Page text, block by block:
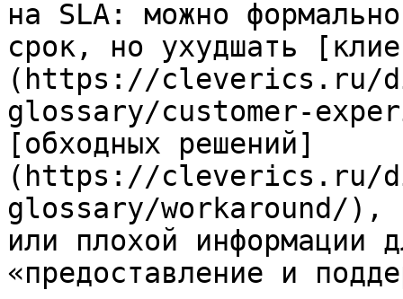
на SLA: можно
срок, но ухудшать
(https://cleverics.ru/
glossary/customer-
[обходных решений]
(https://cleverics.ru/
glossary/workaround/),
или плохой информации
«предоставление и